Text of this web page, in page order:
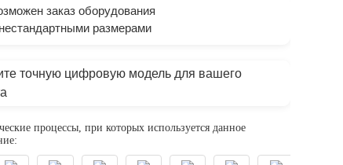
заказ оборудования
размерами
точную цифровую модель для вашего
процессы, при которых используется данное